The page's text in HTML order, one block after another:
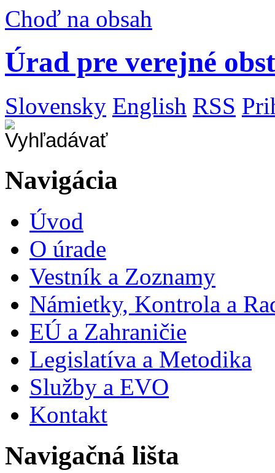
Choď na obsah
Úrad pre verejné
Slovensky English RSS
Navigácia
Úvod
O úrade
Vestník a Zoznamy
Námietky, Kontrola a
EÚ a Zahraničie
Legislatíva a Metodika
Služby a EVO
Kontakt
Navigačná lišta